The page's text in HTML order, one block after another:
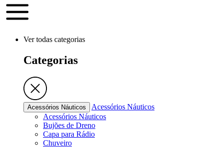
Ver todas categorias
Categorias
Acessórios Náuticos
Acessórios Náuticos
Acessórios Náuticos
Bujões de Dreno
Capa para Rádio
Chuveiro